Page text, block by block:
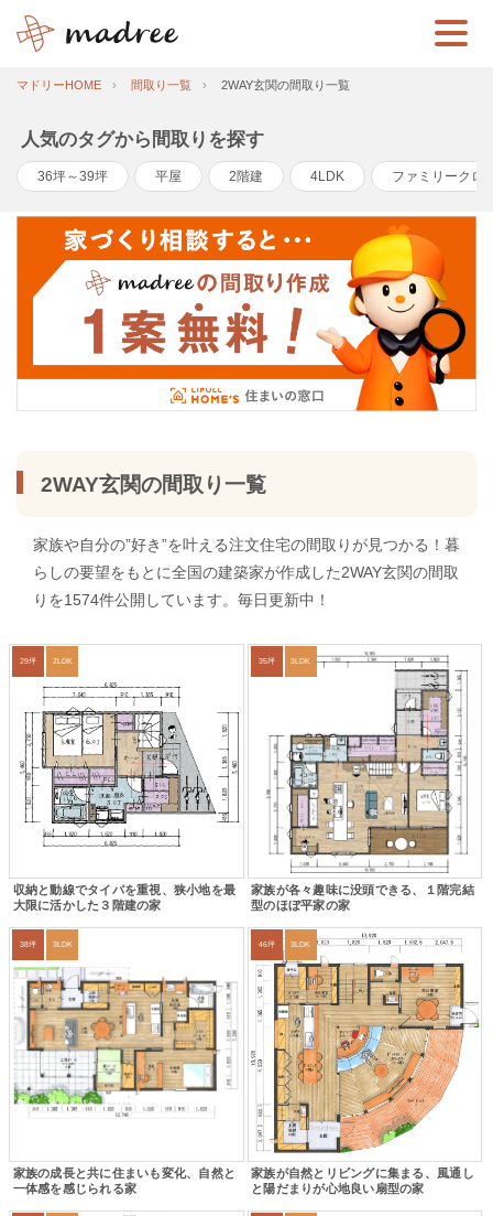
マドリーHOME 間取り一覧 2WAY玄関の間取り一覧
人気のタグから間取りを探す
36坪～39坪 平屋 2階建 4LDK ファミリークロ
2WAY玄関の間取り一覧
家族や自分の”好き”を叶える注文住宅の間取りが見つかる！暮
らしの要望をもとに全国の建築家が作成した2WAY玄関の間取
りを1574件公開しています。毎日更新中！
29坪 2LDK
収納と動線でタイパを重視、狭小地を最
大限に活かした３階建の家
35坪 3LDK
家族が各々趣味に没頭できる、１階完結
型のほぼ平家の家
38坪 3LDK
家族の成長と共に住まいも変化、自然と
一体感を感じられる家
46坪 3LDK
家族が自然とリビングに集まる、風通し
と陽だまりが心地良い扇型の家